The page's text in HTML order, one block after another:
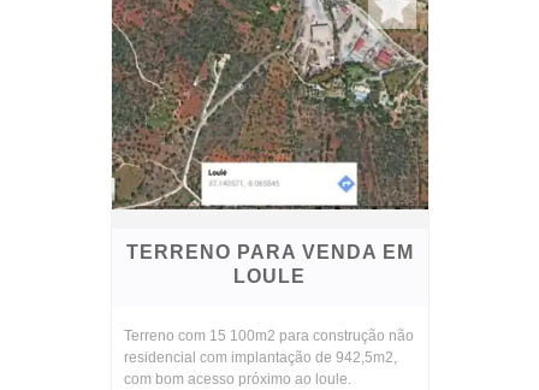
TERRENO PARA VENDA EM
LOULE
Terreno com 15 100m2 para construção não
residencial com implantação de 942,5m2,
com bom acesso próximo ao loule.